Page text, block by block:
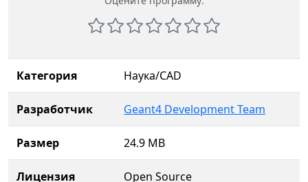
Категория Наука/CAD
Разработчик Geant4 Development Team
Размер 24.9 MB
Лицензия Open Source